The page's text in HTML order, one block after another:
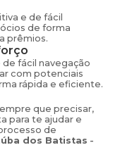
e de fácil
de forma
prêmios.
fácil navegação
com potenciais
rápida e eficiente.
que precisar,
para te ajudar e
de
dos Batistas -